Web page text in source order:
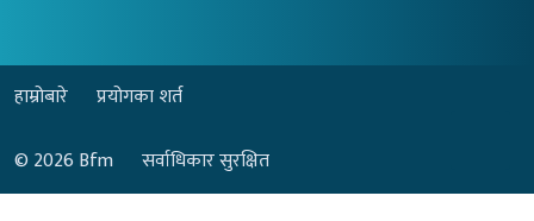
हाम्रोबारे
प्रयोगका शर्त
© 2026Bfm सर्वाधिकार सुरक्षित